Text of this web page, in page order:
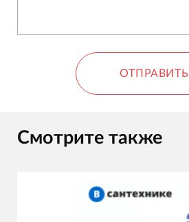
ОТПРАВИТЬ
Смотрите также